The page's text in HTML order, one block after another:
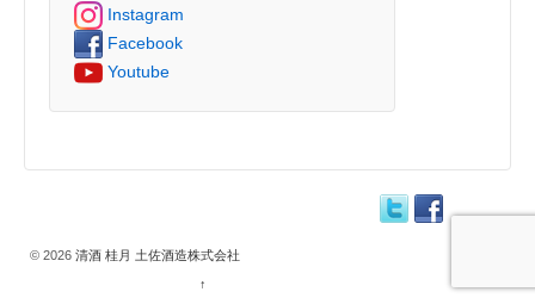
Instagram
Facebook
Youtube
© 2026 清酒 桂月 土佐酒造株式会社
↑